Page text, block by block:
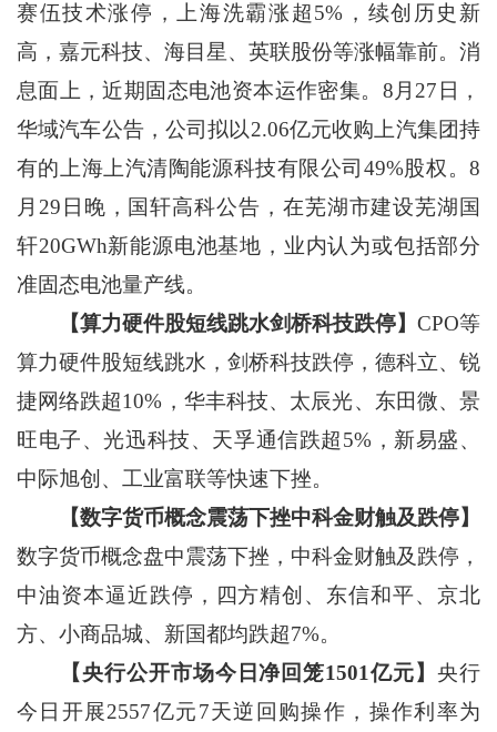
赛伍技术涨停，上海洗霸涨超5%，续创历史新
高，嘉元科技、海目星、英联股份等涨幅靠前。消
息面上，近期固态电池资本运作密集。8月27日，
华域汽车公告，公司拟以2.06亿元收购上汽集团持
有的上海上汽清陶能源科技有限公司49%股权。8
月29日晚，国轩高科公告，在芜湖市建设芜湖国
轩20GWh新能源电池基地，业内认为或包括部分
准固态电池量产线。
【算力硬件股短线跳水剑桥科技跌停】CPO等
算力硬件股短线跳水，剑桥科技跌停，德科立、锐
捷网络跌超10%，华丰科技、太辰光、东田微、景
旺电子、光迅科技、天孚通信跌超5%，新易盛、
中际旭创、工业富联等快速下挫。
【数字货币概念震荡下挫中科金财触及跌停】
数字货币概念盘中震荡下挫，中科金财触及跌停，
中油资本逼近跌停，四方精创、东信和平、京北
方、小商品城、新国都均跌超7%。
【央行公开市场今日净回笼1501亿元】央行
今日开展2557亿元7天逆回购操作，操作利率为